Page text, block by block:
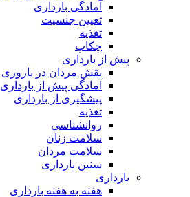
آمادگی بارداری
تعیین جنسیت
تغذیه
چکاپ
پیش از بارداری
نقش مردان در باروری
آمادگی پیش از بارداری
پیشگیری از بارداری
تغذیه
روانشناسی
سلامت زنان
سلامت مردان
سنین بارداری
بارداری
هفته‌ به هفته بارداری